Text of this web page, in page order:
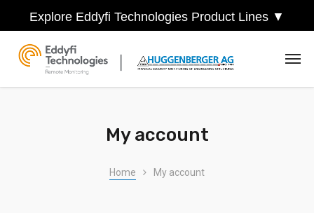
Explore Eddyfi Technologies Product Lines ▼
My account
Home My account